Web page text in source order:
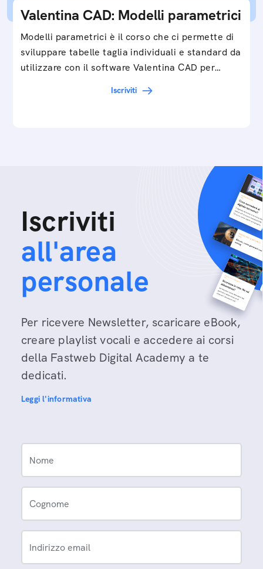
Valentina CAD: Modelli parametrici
Modelli parametrici è il corso che ci permette di
sviluppare tabelle taglia individuali e standard da
utilizzare con il software Valentina CAD per…
Iscriviti
Iscriviti
all'area
personale
Per ricevere Newsletter, scaricare eBook,
creare playlist vocali e accedere ai corsi
della Fastweb Digital Academy a te
dedicati.
Leggi l'informativa
Nome
Cognome
Indirizzo email